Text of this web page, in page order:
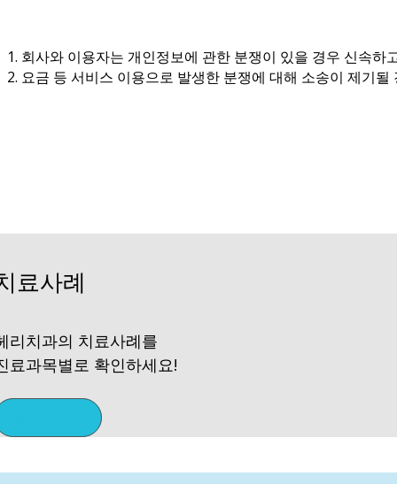
1. 회사와 이용자는 개인정보에 관한 분쟁이 있을 경우 신속
2. 요금 등 서비스 이용으로 발생한 분쟁에 대해 소송이 제기
료사례
리치과의 치료사례를
료과목별로 확인하세요!